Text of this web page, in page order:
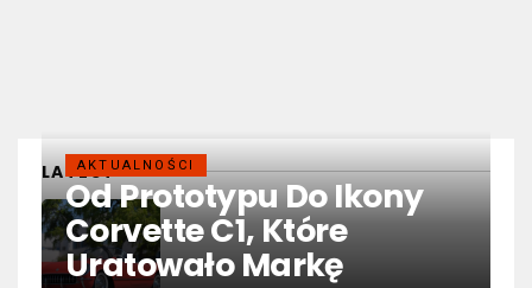
LATESTAKTUALNOŚCI
Od Prototypu Do Ikony
Corvette C1, Które
Uratowało Markę